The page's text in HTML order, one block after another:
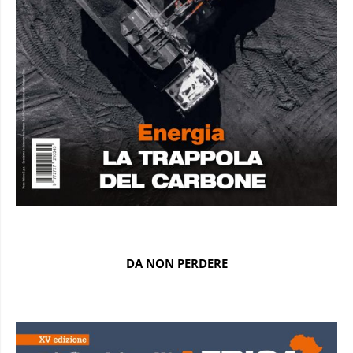
DA NON PERDERE